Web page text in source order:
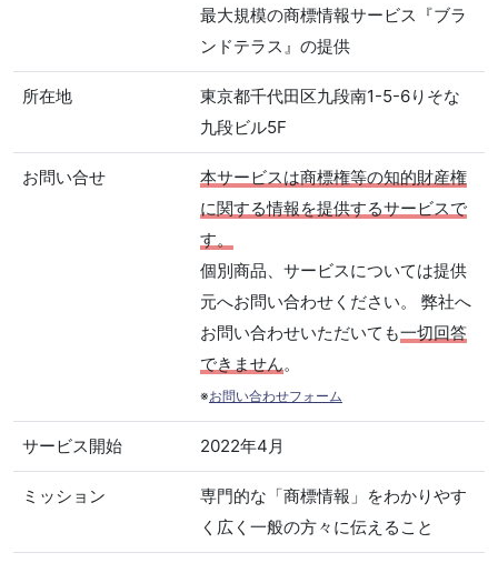
最大規模の商標情報サービス『ブラ
ンドテラス』の提供
所在地
東京都千代田区九段南1-5-6りそな
九段ビル5F
お問い合せ
本サービスは商標権等の知的財産権
に関する情報を提供するサービスで
す。
個別商品、サービスについては提供
元へお問い合わせください。 弊社へ
お問い合わせいただいても一切回答
できません。
※お問い合わせフォーム
サービス開始 2022年4月
ミッション
専門的な「商標情報」をわかりやす
く広く一般の方々に伝えること